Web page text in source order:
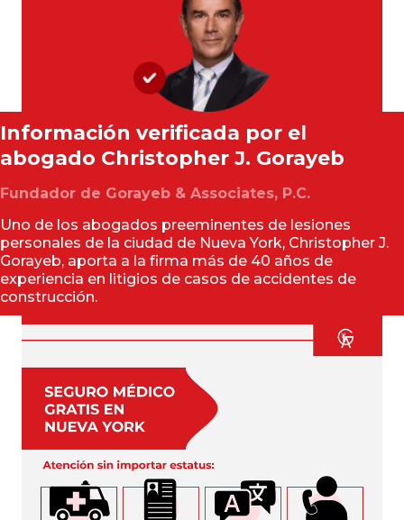
Información verificada por el
abogado Christopher J. Gorayeb
Fundador de Gorayeb & Associates, P.C.
Uno de los abogados preeminentes de lesiones
personales de la ciudad de Nueva York, Christopher J.
Gorayeb, aporta a la firma más de 40 años de
experiencia en litigios de casos de accidentes de
construcción.